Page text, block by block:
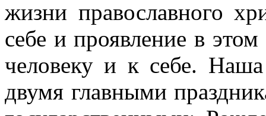
жизни православного
себе и проявление в
человеку и к себе.
двумя главными